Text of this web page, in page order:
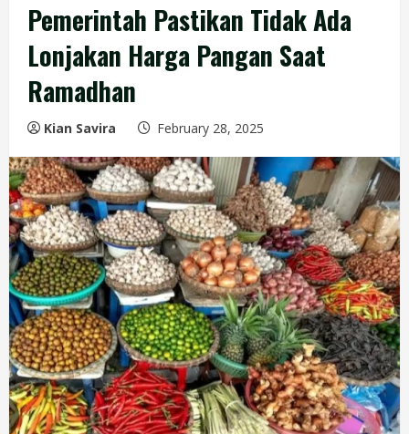
Pemerintah Pastikan Tidak Ada
Lonjakan Harga Pangan Saat
Ramadhan
Kian Savira February 28, 2025